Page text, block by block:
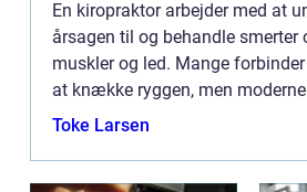
En kiropraktor arbejder med at
årsagen til og behandle smerter
muskler og led. Mange
at knække ryggen, men
langt mere end det. Det handler
Toke Larsen